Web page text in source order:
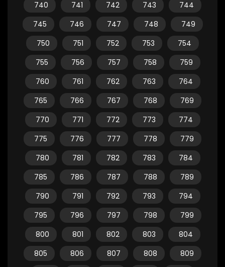
740
741 742 743
744
745
746 747 748
749
750
751 752 753
754
755
756 757 758
759
760
761 762 763
764
765
766 767 768
769
770
771 772 773
774
775
776 777 778
779
780
781 782 783
784
785
786 787 788
789
790
791 792 793
794
795
796 797 798
799
800
801 802 803
804
805
806 807 808
809